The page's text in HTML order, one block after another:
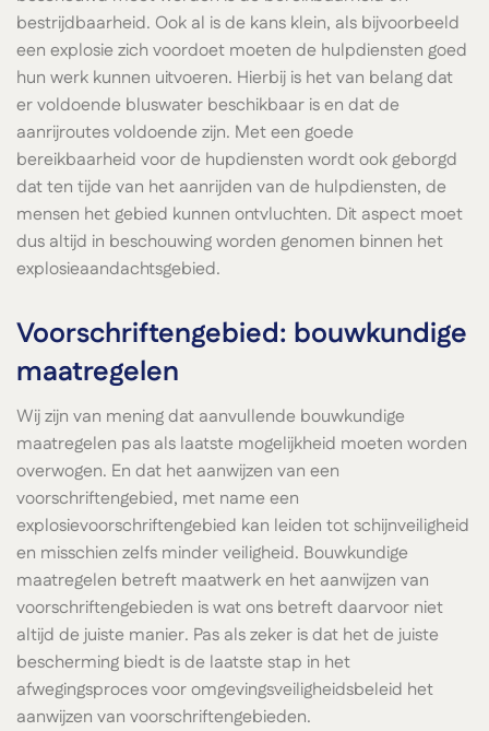
bestrijdbaarheid. Ook al is de kans klein, als bijvoorbeeld
een explosie zich voordoet moeten de hulpdiensten goed
hun werk kunnen uitvoeren. Hierbij is het van belang dat
er voldoende bluswater beschikbaar is en dat de
aanrijroutes voldoende zijn. Met een goede
bereikbaarheid voor de hupdiensten wordt ook geborgd
dat ten tijde van het aanrijden van de hulpdiensten, de
mensen het gebied kunnen ontvluchten. Dit aspect moet
dus altijd in beschouwing worden genomen binnen het
explosieaandachtsgebied.
Voorschriftengebied: bouwkundige
maatregelen
Wij zijn van mening dat aanvullende bouwkundige
maatregelen pas als laatste mogelijkheid moeten worden
overwogen. En dat het aanwijzen van een
voorschriftengebied, met name een
explosievoorschriftengebied kan leiden tot schijnveiligheid
en misschien zelfs minder veiligheid. Bouwkundige
maatregelen betreft maatwerk en het aanwijzen van
voorschriftengebieden is wat ons betreft daarvoor niet
altijd de juiste manier. Pas als zeker is dat het de juiste
bescherming biedt is de laatste stap in het
afwegingsproces voor omgevingsveiligheidsbeleid het
aanwijzen van voorschriftengebieden.